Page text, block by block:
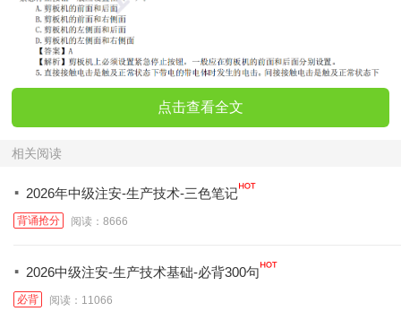
点击查看全文
相关阅读
· 2026年中级注安-生产技术-三色笔记
背诵抢分 阅读：8666
· 2026中级注安-生产技术基础-必背300句
必背 阅读：11066